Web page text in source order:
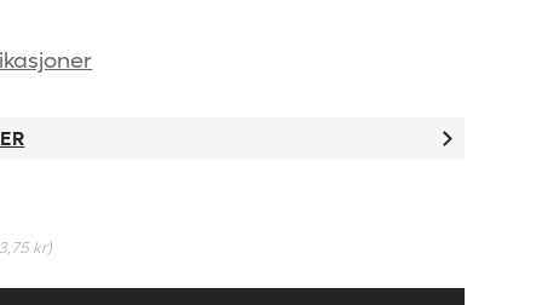
kr)